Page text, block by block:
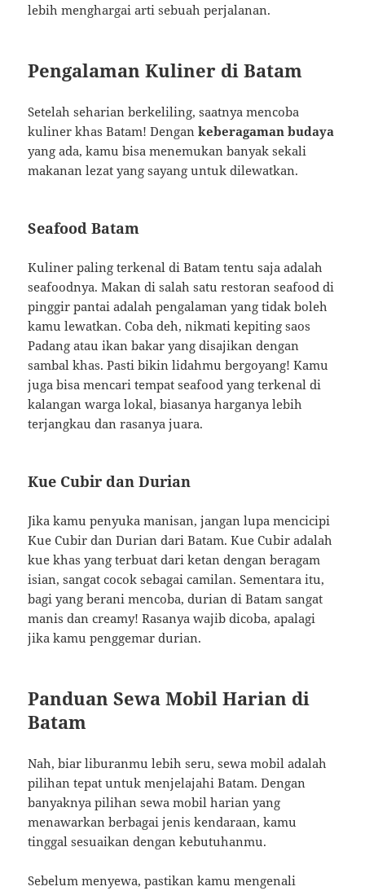
lebih menghargai arti sebuah perjalanan.
Pengalaman Kuliner di Batam
Setelah seharian berkeliling, saatnya mencoba
kuliner khas Batam! Dengankeberagaman budaya
yang ada, kamu bisa menemukan banyak sekali
makanan lezat yang sayang untuk dilewatkan.
Seafood Batam
Kuliner paling terkenal di Batam tentu saja adalah
seafoodnya. Makan di salah satu restoran seafood di
pinggir pantai adalah pengalaman yang tidak boleh
kamu lewatkan. Coba deh, nikmati kepiting saos
Padang atau ikan bakar yang disajikan dengan
sambal khas. Pasti bikin lidahmu bergoyang! Kamu
juga bisa mencari tempat seafood yang terkenal di
kalangan warga lokal, biasanya harganya lebih
terjangkau dan rasanya juara.
Kue Cubir dan Durian
Jika kamu penyuka manisan, jangan lupa mencicipi
Kue Cubir dan Durian dari Batam. Kue Cubir adalah
kue khas yang terbuat dari ketan dengan beragam
isian, sangat cocok sebagai camilan. Sementara itu,
bagi yang berani mencoba, durian di Batam sangat
manis dan creamy! Rasanya wajib dicoba, apalagi
jika kamu penggemar durian.
Panduan Sewa Mobil Harian di
Batam
Nah, biar liburanmu lebih seru, sewa mobil adalah
pilihan tepat untuk menjelajahi Batam. Dengan
banyaknya pilihan sewa mobil harian yang
menawarkan berbagai jenis kendaraan, kamu
tinggal sesuaikan dengan kebutuhanmu.
Sebelum menyewa, pastikan kamu mengenali